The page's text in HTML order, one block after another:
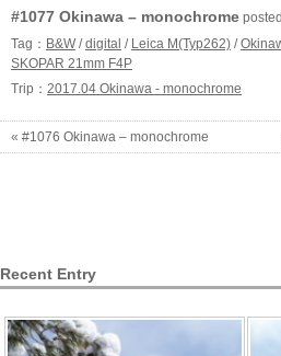
#1077 Okinawa – monochrome
Tag： B&W /digital / Leica M(Typ262) /
SKOPAR 21mm F4P
Trip： 2017.04 Okinawa - monochrome
« #1076 Okinawa – monochrome
Recent Entry